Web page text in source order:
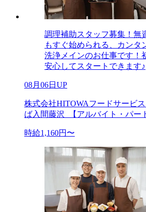
調理補助スタッフ募集！無
もすぐ始められる、カンタ
洗浄メインのお仕事です！
安心してスタートできます♪
08月06日UP
株式会社HITOWAフードサービ
ば入間藤沢_【アルバイト・パー
時給1,160円〜